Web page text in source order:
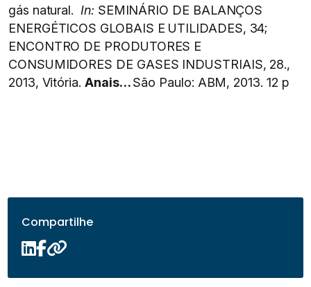
gás natural. In: SEMINÁRIO DE BALANÇOS
ENERGÉTICOS GLOBAIS E UTILIDADES, 34;
ENCONTRO DE PRODUTORES E
CONSUMIDORES DE GASES INDUSTRIAIS, 28.,
2013, Vitória. Anais…São Paulo: ABM, 2013. 12 p
Compartilhe